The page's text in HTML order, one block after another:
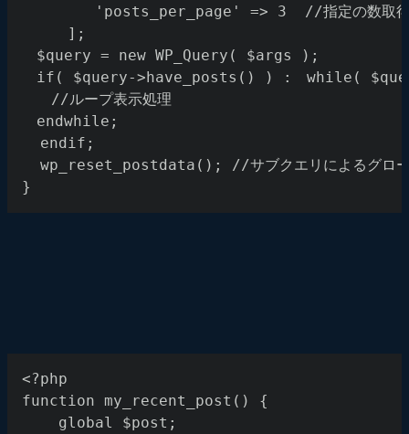
'posts_per_page' => 3  //指定の数取
];
$query = new WP_Query( $args );
if( $query->have_posts() ) :　while(
//ループ表示処理
endwhile;
  endif;
wp_reset_postdata(); //サブクエリによるグロー
}
<?php
function my_recent_post() {
    global $post;